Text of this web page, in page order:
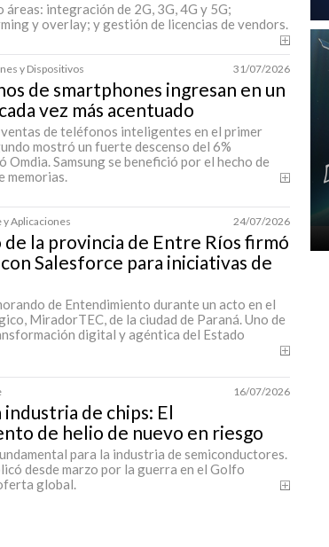
integración de 2G, 3G, 4G y 5G;
y overlay; y gestión de licencias de vendors.
y Dispositivos 31/07/2026
de smartphones ingresan en un
vez más acentuado
de teléfonos inteligentes en el primer
mostró un fuerte descenso del 6%
Omdia. Samsung se benefició por el hecho de
memorias.
y Aplicaciones 24/07/2026
de la provincia de Entre Ríos firmó
Salesforce para iniciativas de
de Entendimiento durante un acto en el
MiradorTEC, de la ciudad de Paraná. Uno de
digital y agéntica del Estado
16/07/2026
de chips: El
de helio de nuevo en riesgo
para la industria de semiconductores.
desde marzo por la guerra en el Golfo
global.